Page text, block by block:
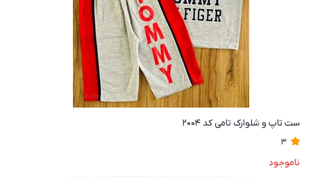
ست تاپ و شلوارک تامی کد ۲۰۰۴
3
ناموجود